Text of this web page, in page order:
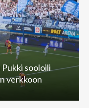
sooloili
verkkoon